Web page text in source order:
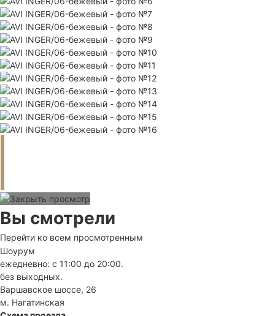
Вы смотрели
Перейти ко всем просмотренным
Шоурум
ежедневно: с 11:00 до 20:00.
без выходных.
Варшавское шоссе, 26
м. Нагатинская